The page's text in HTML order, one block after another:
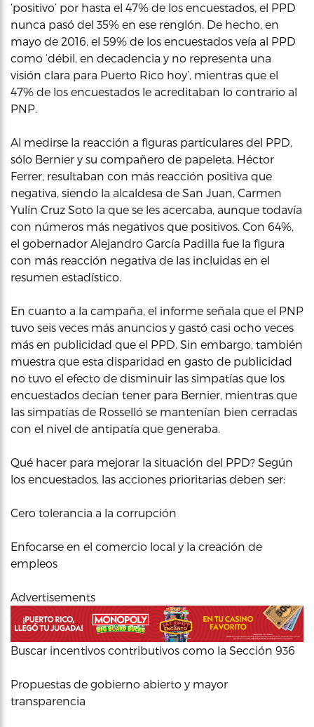
‘positivo’ por hasta el 47% de los encuestados, el PPD
nunca pasó del 35% en ese renglón. De hecho, en
mayo de 2016, el 59% de los encuestados veía al PPD
como ‘débil, en decadencia y no representa una
visión clara para Puerto Rico hoy’, mientras que el
47% de los encuestados le acreditaban lo contrario al
PNP.
Al medirse la reacción a figuras particulares del PPD,
sólo Bernier y su compañero de papeleta, Héctor
Ferrer, resultaban con más reacción positiva que
negativa, siendo la alcaldesa de San Juan, Carmen
Yulín Cruz Soto la que se les acercaba, aunque todavía
con números más negativos que positivos. Con 64%,
el gobernador Alejandro García Padilla fue la figura
con más reacción negativa de las incluidas en el
resumen estadístico.
En cuanto a la campaña, el informe señala que el PNP
tuvo seis veces más anuncios y gastó casi ocho veces
más en publicidad que el PPD. Sin embargo, también
muestra que esta disparidad en gasto de publicidad
no tuvo el efecto de disminuir las simpatías que los
encuestados decían tener para Bernier, mientras que
las simpatías de Rosselló se mantenían bien cerradas
con el nivel de antipatía que generaba.
Qué hacer para mejorar la situación del PPD? Según
los encuestados, las acciones prioritarias deben ser:
Cero tolerancia a la corrupción
Enfocarse en el comercio local y la creación de
empleos
Advertisements
Buscar incentivos contributivos como la Sección 936
Propuestas de gobierno abierto y mayor
transparencia